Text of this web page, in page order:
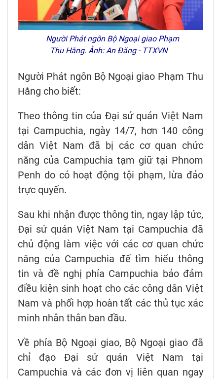
Người Phát ngôn Bộ Ngoại giao Phạm
Thu Hằng. Ảnh: An Đăng - TTXVN
Người Phát ngôn Bộ Ngoại giao Phạm Thu
Hằng cho biết:
Theo thông tin của Đại sứ quán Việt Nam
tại Campuchia, ngày 14/7, hơn 140 công
dân Việt Nam đã bị các cơ quan chức
năng của Campuchia tạm giữ tại Phnom
Penh do có hoạt động tội phạm, lừa đảo
trực quyến.
Sau khi nhận được thông tin, ngay lập tức,
Đại sứ quán Việt Nam tại Campuchia đã
chủ động làm việc với các cơ quan chức
năng của Campuchia để tìm hiểu thông
tin và đề nghị phía Campuchia bảo đảm
điều kiện sinh hoạt cho các công dân Việt
Nam và phối hợp hoàn tất các thủ tục xác
minh nhân thân ban đầu.
Về phía Bộ Ngoại giao, Bộ Ngoại giao đã
chỉ đạo Đại sứ quán Việt Nam tại
Campuchia và các đơn vị liên quan ngay